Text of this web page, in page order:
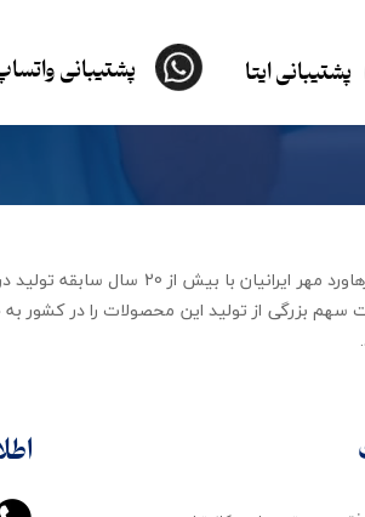
پشتیبانی ایتا پشتیبانی
شرکت تجهیزات توانبخشی
سهم بزرگی از تولید این محصولات را در کشور